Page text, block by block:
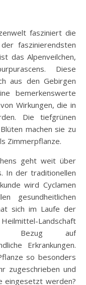
faszinierendsten
das Alpenveilchen,
Diese
aus den Gebirgen
bemerkenswerte
Wirkungen, die in
Die tiefgrünen
machen sie zu
Zimmerpflanze.
geht weit über
In der traditionellen
wird Cyclamen
gesundheitlichen
sich im Laufe der
Landschaft
Bezug auf
Erkrankungen.
so besonders
zugeschrieben und
eingesetzt werden?